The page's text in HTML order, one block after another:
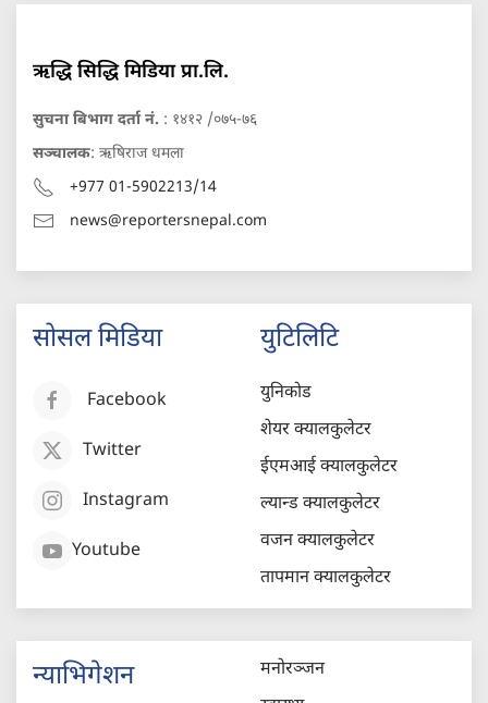
ऋद्धि सिद्धि मिडिया प्रा.लि.
सुचना बिभाग दर्ता नं. : १४१२ /०७५-७६
सञ्चालक: ऋषिराज धमला
+977 01-5902213/14
news@reportersnepal.com
सोसल मिडिया
Facebook
Twitter
Instagram
Youtube
युटिलिटि
युनिकोड
शेयर क्यालकुलेटर
ईएमआई क्यालकुलेटर
ल्यान्ड क्यालकुलेटर
वजन क्यालकुलेटर
तापमान क्यालकुलेटर
न्याभिगेशन
मनोरञ्जन